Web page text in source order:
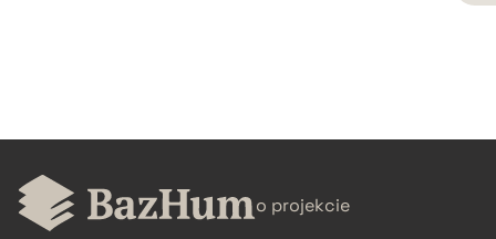
pobierz cytat
o projekcie